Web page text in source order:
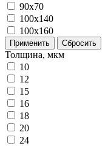
90x70
100x140
100x160
Применить Сбросить
Толщина, мкм
10
12
15
16
18
20
24